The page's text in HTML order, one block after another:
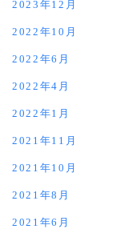
2023年12月
2022年10月
2022年6月
2022年4月
2022年1月
2021年11月
2021年10月
2021年8月
2021年6月